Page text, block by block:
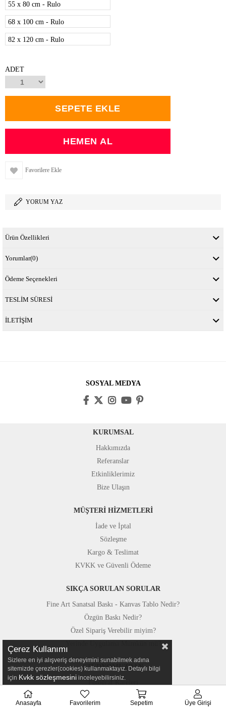
55 x 80 cm - Rulo
68 x 100 cm - Rulo
82 x 120 cm - Rulo
ADET
Favorilere Ekle
YORUM YAZ
Ürün Özellikleri
Yorumlar(0)
Ödeme Seçenekleri
TESLİM SÜRESİ
İLETİŞİM
SOSYAL MEDYA
KURUMSAL
Hakkımızda
Referanslar
Etkinliklerimiz
Bize Ulaşın
MÜŞTERİ HİZMETLERİ
İade ve İptal
Sözleşme
Kargo & Teslimat
KVKK ve Güvenli Ödeme
SIKÇA SORULAN SORULAR
Fine Art Sanatsal Baskı - Kanvas Tablo Nedir?
Özgün Baskı Nedir?
Özel Sipariş Verebilir miyim?
STÜDYOMUZDAN
Fotoğraf Kareleri
Basında Canvastar
Çerez Kullanımı
Sizlere en iyi alışveriş deneyimini sunabilmek adına
sitemizde çerezler(cookies) kullanmaktayız. Detaylı bilgi
için Kvkk sözleşmesini inceleyebilirsiniz.
Anasayfa Favorilerim Sepetim Üye Girişi